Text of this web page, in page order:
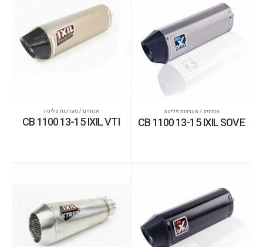
אגזוזים / מערכות פליטה
CB 1100 13-15 IXIL SOVE
אגזוזים / מערכות פליטה
CB 1100 13-15 IXIL VTI